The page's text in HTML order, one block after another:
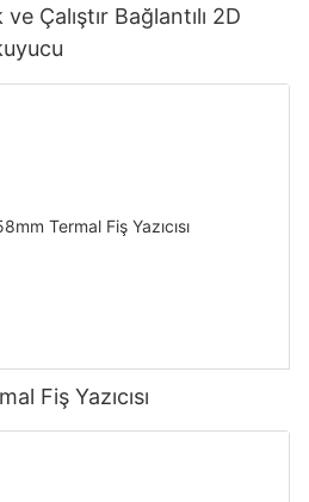
Çalıştır Bağlantılı 2D
Fiş Yazıcısı